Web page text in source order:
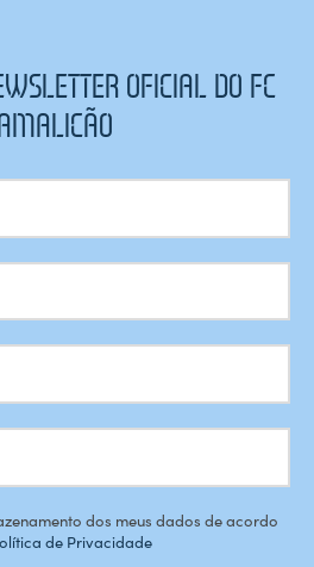
OFICIAL DO FC
dos meus dados de acordo
de Privacidade